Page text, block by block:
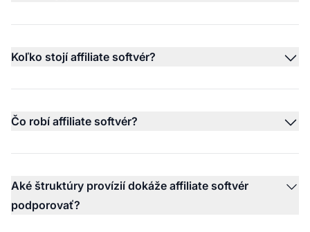
Koľko stojí affiliate softvér?
Čo robí affiliate softvér?
Aké štruktúry provízií dokáže affiliate softvér
podporovať?